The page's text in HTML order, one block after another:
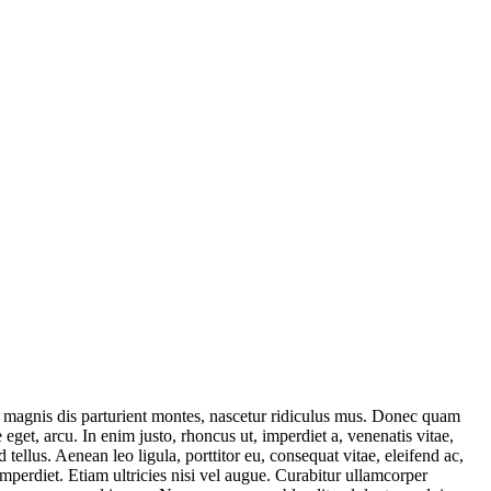
dis parturient montes, nascetur ridiculus mus. Donec quam
arcu. In enim justo, rhoncus ut, imperdiet a, venenatis vitae,
Aenean leo ligula, porttitor eu, consequat vitae, eleifend ac,
Etiam ultricies nisi vel augue. Curabitur ullamcorper